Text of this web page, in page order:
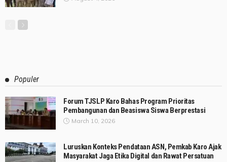
Populer
Forum TJSLP Karo Bahas Program Prioritas
Pembangunan dan Beasiswa Siswa Berprestasi
March 10, 2026
Luruskan Konteks Pendataan ASN, Pemkab Karo Ajak
Masyarakat Jaga Etika Digital dan Rawat Persatuan